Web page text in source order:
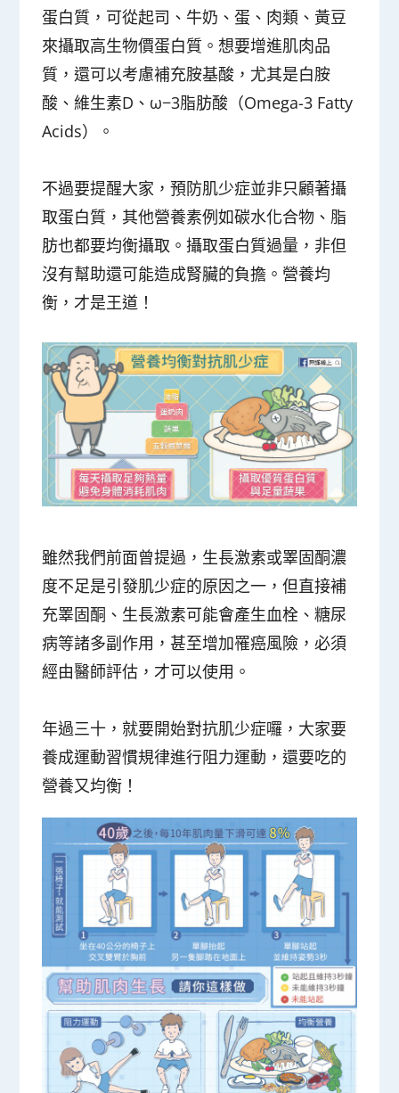
蛋白質，可從起司、牛奶、蛋、肉類、黃豆
來攝取高生物價蛋白質。想要增進肌肉品
質，還可以考慮補充胺基酸，尤其是白胺
酸、維生素D、ω−3脂肪酸（Omega-3 Fatty
Acids）。
不過要提醒大家，預防肌少症並非只顧著攝
取蛋白質，其他營養素例如碳水化合物、脂
肪也都要均衡攝取。攝取蛋白質過量，非但
沒有幫助還可能造成腎臟的負擔。營養均
衡，才是王道！
雖然我們前面曾提過，生長激素或睪固酮濃
度不足是引發肌少症的原因之一，但直接補
充睪固酮、生長激素可能會產生血栓、糖尿
病等諸多副作用，甚至增加罹癌風險，必須
經由醫師評估，才可以使用。
年過三十，就要開始對抗肌少症囉，大家要
養成運動習慣規律進行阻力運動，還要吃的
營養又均衡！